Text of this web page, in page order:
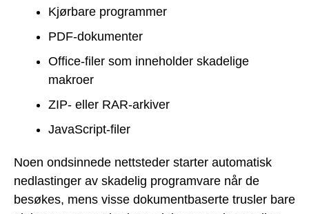
Kjørbare programmer
PDF-dokumenter
Office-filer som inneholder skadelige
makroer
ZIP- eller RAR-arkiver
JavaScript-filer
Noen ondsinnede nettsteder starter automatisk
nedlastinger av skadelig programvare når de
besøkes, mens visse dokumentbaserte trusler bare